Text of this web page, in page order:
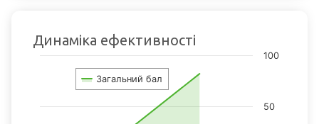
Динаміка ефективності
Chart
Chart with 2 data points.
View as data table, Chart
The chart has 1 X axis displaying categories.
The chart has 1 Y axis displaying values. Data ranges from 0 to
Загальний бал
50
100